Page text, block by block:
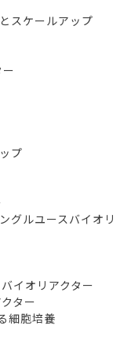
スケールアップ
プ
グルユースバイオリ
イオリアクター
ター
細胞培養